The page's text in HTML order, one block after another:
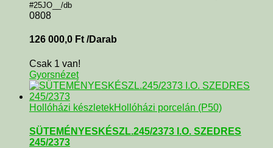
#25JO__/db
0808
126 000,0 Ft /Darab
Csak 1 van!
Gyorsnézet
Hollóházi készletekHollóházi porcelán (P50)
SÜTEMÉNYESKÉSZL.245/2373 I.O. SZEDRES
245/2373